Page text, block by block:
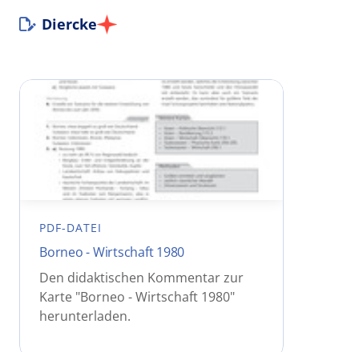
Diercke
PDF-DATEI
Borneo - Wirtschaft 1980
Den didaktischen Kommentar zur
Karte "Borneo - Wirtschaft 1980"
herunterladen.